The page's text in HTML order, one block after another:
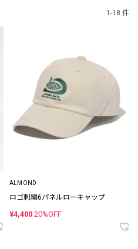
1-18 件
ALMOND
ロゴ刺繍6パネルローキャップ
¥4,400 20%OFF